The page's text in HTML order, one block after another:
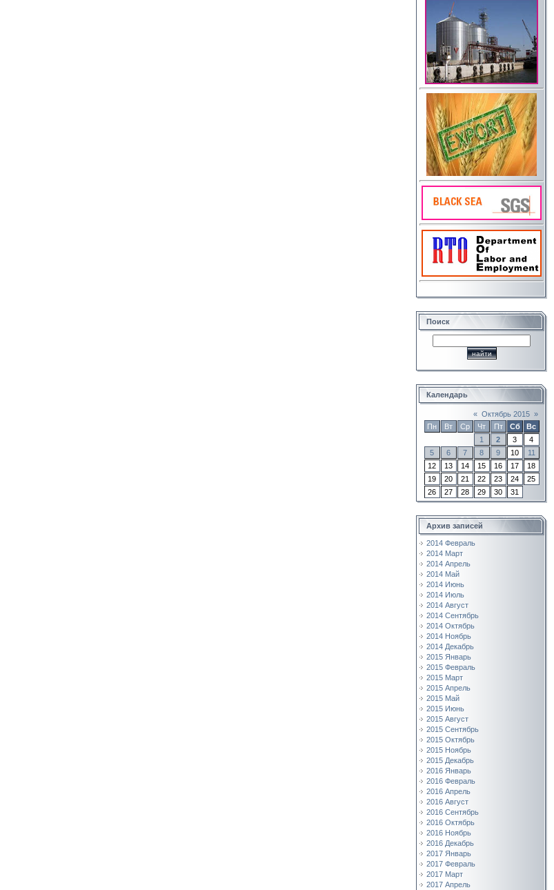
Поиск
Календарь
« Октябрь 2015 »
Пн
Вт Ср Чт Пт Сб
Вс
1
2 3
4
5
6 7 8 9 10
11
12
13 14 15 16 17
18
19
20 21 22 23 24
25
26
27 28 29 30 31
Архив записей
2014 Февраль
2014 Март
2014 Апрель
2014 Май
2014 Июнь
2014 Июль
2014 Август
2014 Сентябрь
2014 Октябрь
2014 Ноябрь
2014 Декабрь
2015 Январь
2015 Февраль
2015 Март
2015 Апрель
2015 Май
2015 Июнь
2015 Август
2015 Сентябрь
2015 Октябрь
2015 Ноябрь
2015 Декабрь
2016 Январь
2016 Февраль
2016 Апрель
2016 Август
2016 Сентябрь
2016 Октябрь
2016 Ноябрь
2016 Декабрь
2017 Январь
2017 Февраль
2017 Март
2017 Апрель